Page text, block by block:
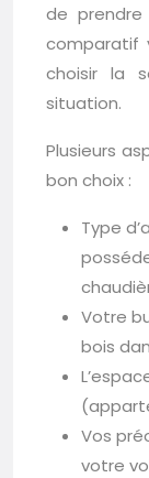
de prendre
comparatif
choisir la
situation.
Plusieurs
bon choix :
Type
Votre
bois
Vos
votre